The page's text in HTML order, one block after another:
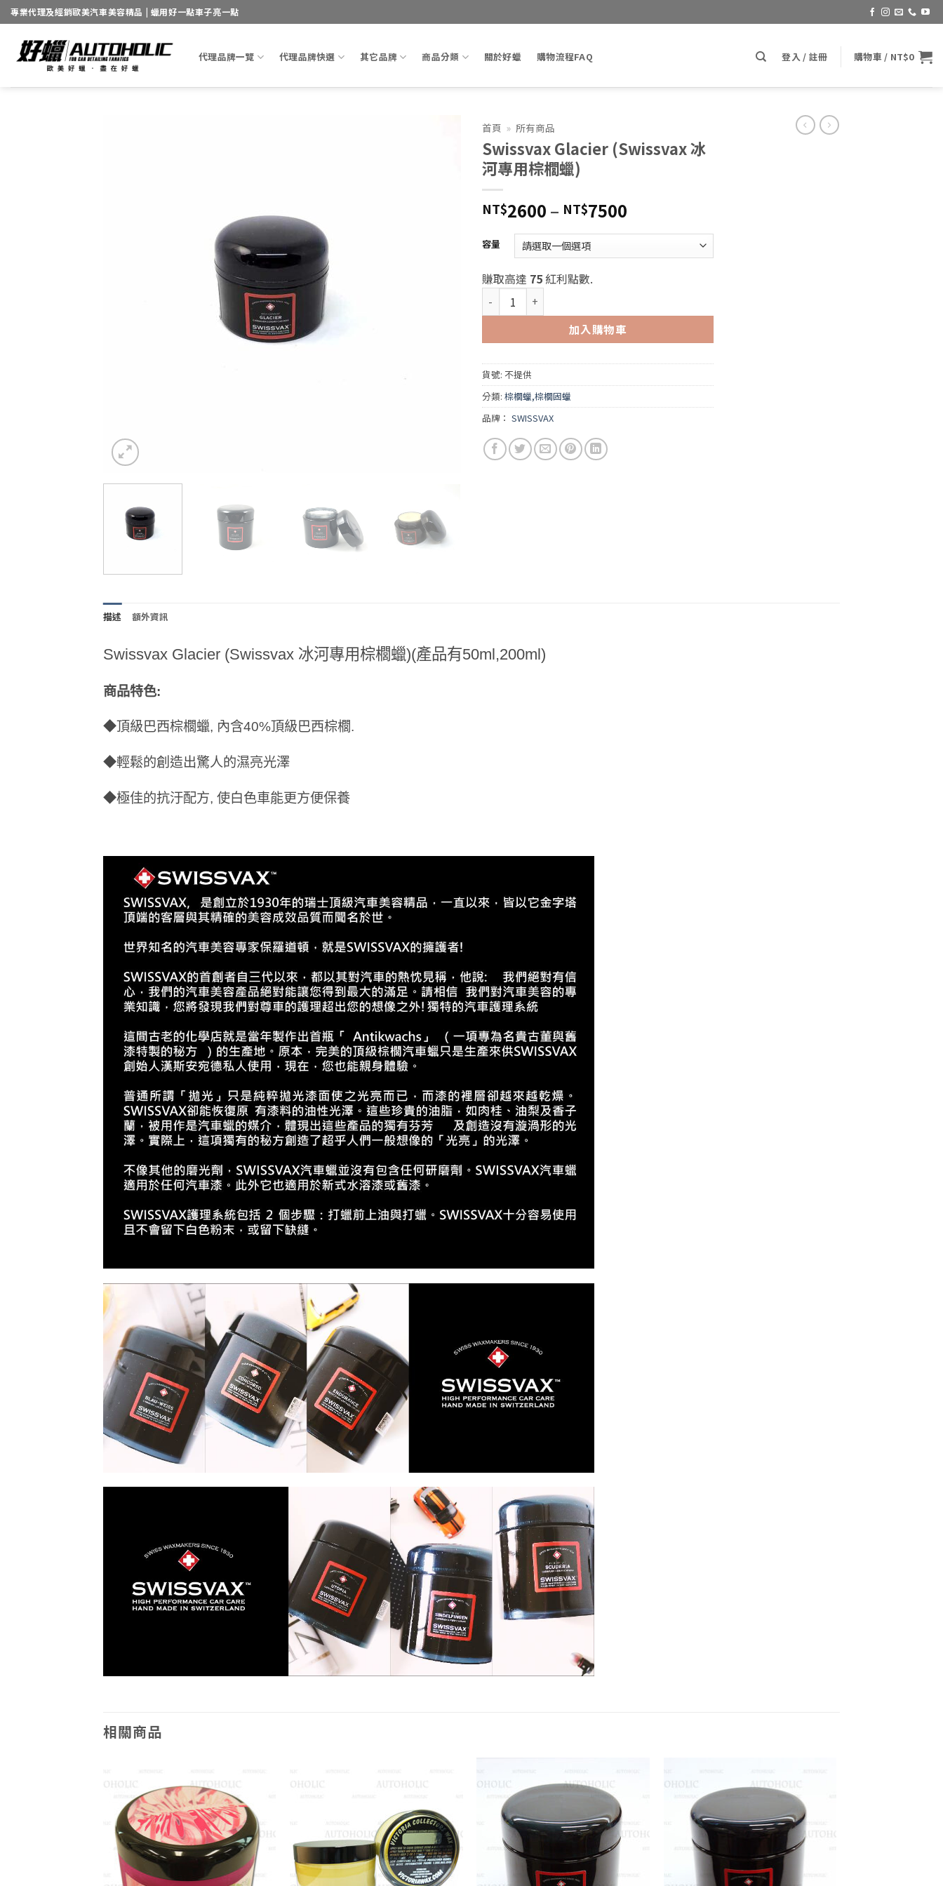
Skip
to
content
專業代理及經銷歐美汽車美容精品 | 蠟用好一點車子亮一點
代理品牌一覽 代理品牌快選 其它品牌 商品分類 關於好蠟 購物流程FAQ 登入 / 註冊 購物車 / NT$0
首頁 » 所有商品
Swissvax Glacier (Swissvax 冰
河專用棕櫚蠟)
NT$2600 – NT$7500
圍：
NT$7500
容量
賺取高達 75紅利點數.
Swissvax Glacier (Swissvax 冰河專用棕櫚蠟) 數量
加入購物車
貨號: 不提供
分類: 棕櫚蠟,棕櫚固蠟
品牌： SWISSVAX
描述 額外資訊
Swissvax Glacier (Swissvax 冰河專用棕櫚蠟)(產品有50ml,200ml)
商品特色:
◆頂級巴西棕櫚蠟, 內含40%頂級巴西棕櫚.
◆輕鬆的創造出驚人的濕亮光澤
◆極佳的抗汙配方, 使白色車能更方便保養
相關商品
Add to
wishlist
Add to
wishlist
Add to
wishlist